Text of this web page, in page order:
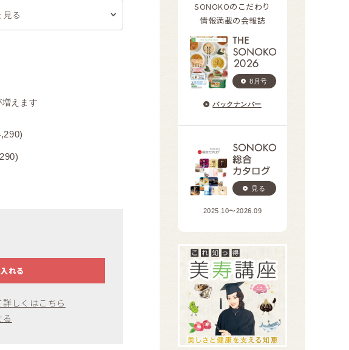
見る
えます
れる
しくはこちら
SONOKOのこだわり
情報満載の会報誌
8月号
バックナンバー
見る
2025.10〜2026.09